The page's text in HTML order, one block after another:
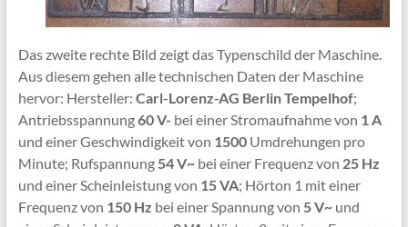
Das zweite rechte Bild zeigt das Typenschild der Maschine.
Aus diesem gehen alle technischen Daten der Maschine
hervor: Hersteller: Carl-Lorenz-AG Berlin Tempelhof;
Antriebsspannung60 V- bei einer Stromaufnahme von 1 A
und einer Geschwindigkeit von 1500Umdrehungen pro
Minute; Rufspannung 54 V~bei einer Frequenz von 25 Hz
und einer Scheinleistung von 15 VA; Hörton 1 mit einer
Frequenz von 150 Hz bei einer Spannung von 5 V~und